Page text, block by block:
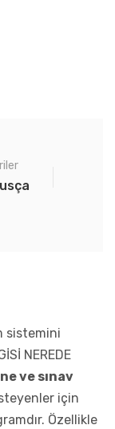
sistemini
NEREDE
ve sınav
için
Özellikle